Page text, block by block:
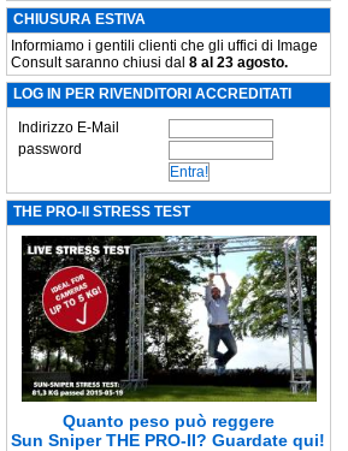
CHIUSURA ESTIVA
Informiamo i gentili clienti che gli uffici di Image
Consult saranno chiusi dal 8 al 23 agosto.
LOG IN PER RIVENDITORI ACCREDITATI
Indirizzo E-Mail
password
THE PRO-II STRESS TEST
Quanto peso può reggere
Sun Sniper THE PRO-II? Guardate qui!